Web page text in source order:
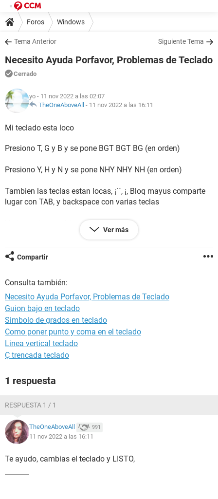
Foros Windows
Tema Anterior Siguiente Tema
Necesito Ayuda Porfavor, Problemas de Teclado
Cerrado
yo - 11 nov 2022 a las 02:07
TheOneAboveAll - 11 nov 2022 a las 16:11
Mi teclado esta loco
Presiono T, G y B y se pone BGT BGT BG (en orden)
Presiono Y, H y N y se pone NHY NHY NH (en orden)
Tambien las teclas estan locas, ¡´`, ¡, Bloq mayus comparte
lugar con TAB, y backspace con varias teclas
AYUDA
Ver más
Compartir
Consulta también:
Necesito Ayuda Porfavor, Problemas de Teclado
Guion bajo en teclado
Simbolo de grados en teclado
Como poner punto y coma en el teclado
Linea vertical teclado
Ç trencada teclado
1 respuesta
RESPUESTA 1 / 1
TheOneAboveAll 991
11 nov 2022 a las 16:11
Te ayudo, cambias el teclado y LISTO,